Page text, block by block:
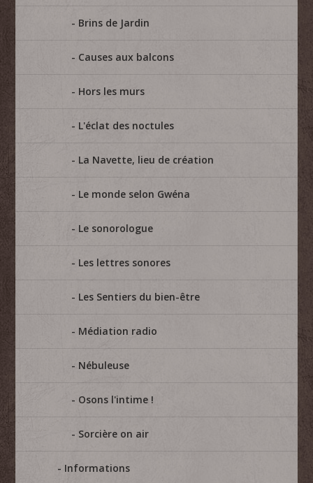
Brins de Jardin
Causes aux balcons
Hors les murs
L'éclat des noctules
La Navette, lieu de création
Le monde selon Gwéna
Le sonorologue
Les lettres sonores
Les Sentiers du bien-être
Médiation radio
Nébuleuse
Osons l'intime !
Sorcière on air
Informations